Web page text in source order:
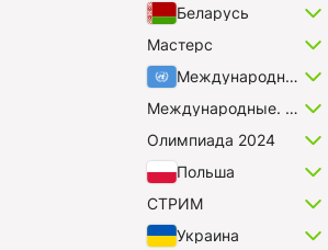
Беларусь
Мастерс
Международные
Международные. Микст
Олимпиада 2024
Польша
СТРИМ
Украина